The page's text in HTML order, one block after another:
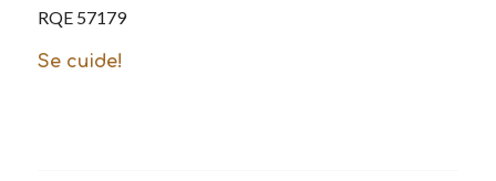
RQE 57179
Se cuide!